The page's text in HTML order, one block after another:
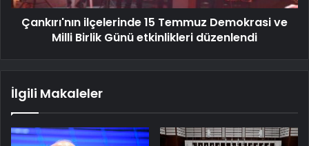
Çankırı'nın ilçelerinde 15 Temmuz Demokrasi ve
Milli Birlik Günü etkinlikleri düzenlendi
İlgili Makaleler